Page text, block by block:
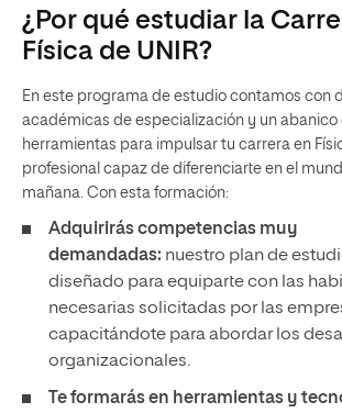
¿Por qué estudiar la
Física de UNIR?
En este programa de estudio contamos con
académicas de especialización y un
herramientas para impulsar tu carrera en
profesional capaz de diferenciarte en el
mañana. Con esta formación:
Adquirirás competencias muy
demandadas: nuestro plan de
diseñado para equiparte con las
necesarias solicitadas por las
capacitándote para abordar los
organizacionales.
Te formarás en herramientas y